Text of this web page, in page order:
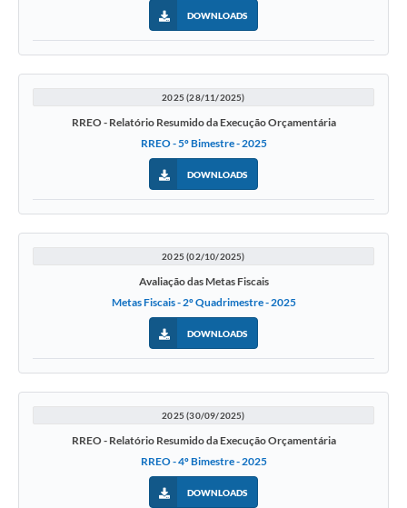
DOWNLOADS
2025 (28/11/2025)
RREO - Relatório Resumido da Execução Orçamentária
RREO - 5º Bimestre - 2025
DOWNLOADS
2025 (02/10/2025)
Avaliação das Metas Fiscais
Metas Fiscais - 2º Quadrimestre - 2025
DOWNLOADS
2025 (30/09/2025)
RREO - Relatório Resumido da Execução Orçamentária
RREO - 4º Bimestre - 2025
DOWNLOADS